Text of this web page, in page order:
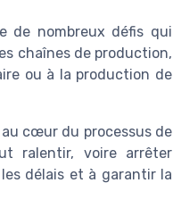
de nombreux défis qui
chaînes de production,
ou à la production de
cœur du processus de
ralentir, voire arrêter
délais et à garantir la